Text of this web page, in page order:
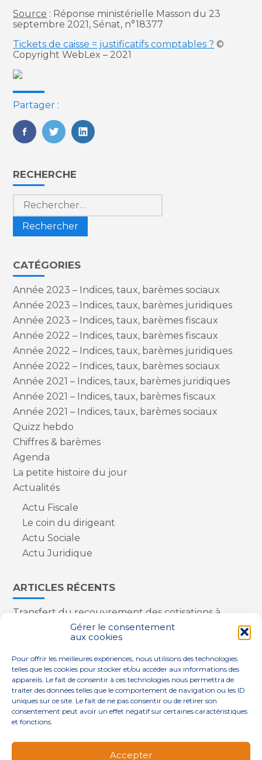
Gérer le consentement
aux cookies
Pour offrir les meilleures expériences, nous utilisons des technologies
telles que les cookies pour stocker et/ou accéder aux informations des
appareils. Le fait de consentir à ces technologies nous permettra de
traiter des données telles que le comportement de navigation ou les ID
uniques sur ce site. Le fait de ne pas consentir ou de retirer son
consentement peut avoir un effet négatif sur certaines caractéristiques
et fonctions.
Accepter
Source : Réponse ministérielle Masson du 23
septembre 2021, Sénat, n°18377
Tickets de caisse = justificatifs comptables ? ©
Copyright WebLex – 2021
Partager :
FaceBook
TwitterLinkedIn
Blog
sidebar
RECHERCHE
Rechercher :
CATÉGORIES
Année 2023 – Indices, taux, barèmes sociaux
Année 2023 – Indices, taux, barèmes juridiques
Année 2023 – Indices, taux, barèmes fiscaux
Année 2022 – Indices, taux, barèmes fiscaux
Année 2022 – Indices, taux, barèmes juridiques
Année 2022 – Indices, taux, barèmes sociaux
Année 2021 – Indices, taux, barèmes juridiques
Année 2021 – Indices, taux, barèmes fiscaux
Année 2021 – Indices, taux, barèmes sociaux
Quizz hebdo
Chiffres & barèmes
Agenda
La petite histoire du jour
Actualités
Actu Fiscale
Le coin du dirigeant
Actu Sociale
Actu Juridique
ARTICLES RÉCENTS
Transfert du recouvrement des cotisations à
l’Urssaf : des nouveautés
Appareils reconditionnés : annulation de la
Contrôle de la qualité de l’air dans les ERP
Industriels : le point sur les dernières évolutions
réglementaires
Footer QUI SOMMES-NOUS ?